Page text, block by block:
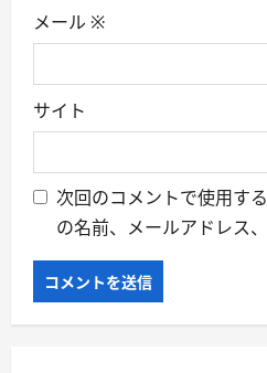
メール ※
サイト
次回のコメントで使用す
の名前、メールアドレス